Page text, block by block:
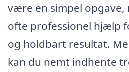
være en simpel
ofte professionel hjælp
og holdbart resultat.
kan du nemt indhente